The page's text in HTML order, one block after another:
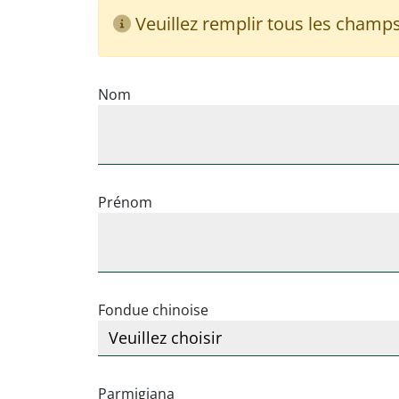
Veuillez remplir tous les
Nom
Prénom
Fondue chinoise
Parmigiana